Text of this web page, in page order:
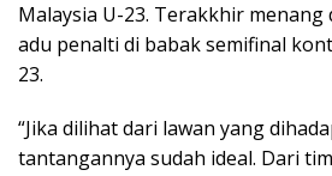
Malaysia U-23. Terakkhir menang
adu penalti di babak semifinal
23.
“Jika dilihat dari lawan yang
tantangannya sudah ideal. Dari